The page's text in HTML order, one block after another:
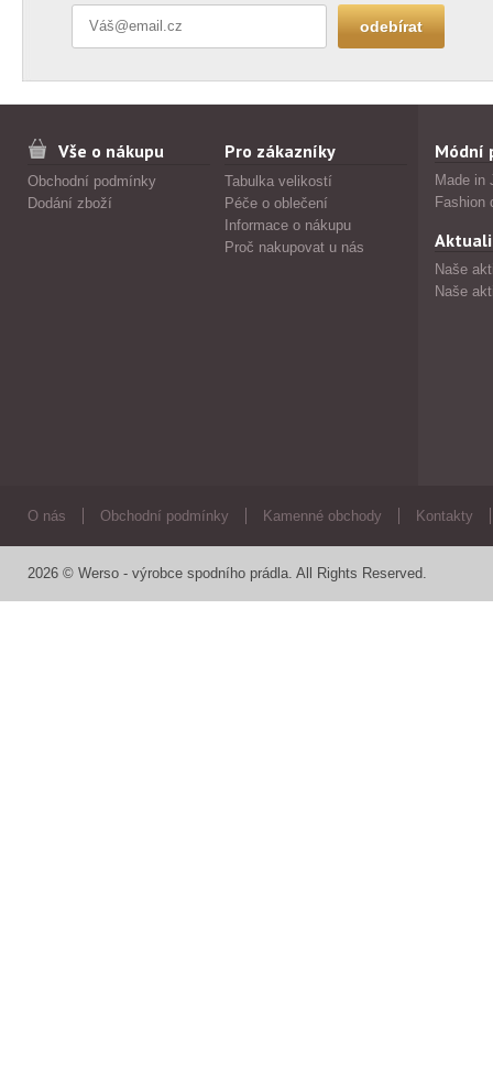
Vše o nákupu
Obchodní podmínky
Dodání zboží
Pro zákazníky
Tabulka velikostí
Péče o oblečení
Informace o nákupu
Proč nakupovat u nás
Módní
Made in
Fashion
Naše
Naše
O nás Obchodní podmínky Kamenné obchody Kontakty
2026 © Werso - výrobce spodního prádla. All Rights Reserved.